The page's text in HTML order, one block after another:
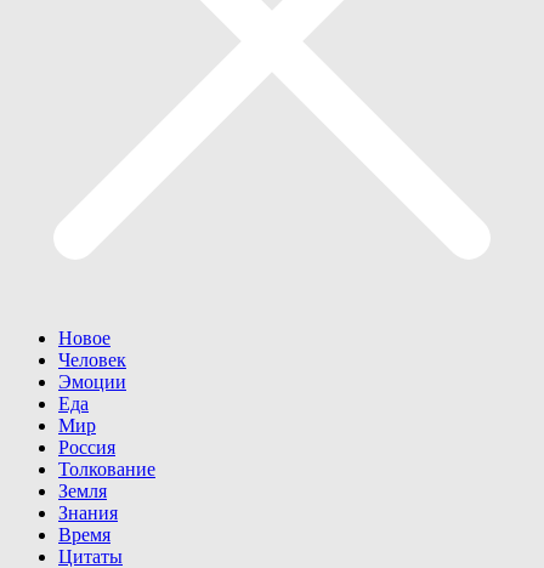
Новое
Человек
Эмоции
Еда
Мир
Россия
Толкование
Земля
Знания
Время
Цитаты